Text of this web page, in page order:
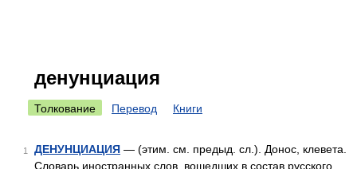
денунциация
Толкование Перевод Книги
1 ДЕНУНЦИАЦИЯ — (этим. см. предыд. сл.). Донос, клевета.
Словарь иностранных слов, вошедших в состав русского